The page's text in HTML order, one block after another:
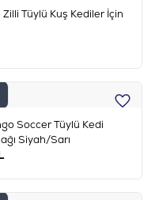
Tüylü Kuş Kediler İçin
Soccer Tüylü Kedi
Siyah/Sarı